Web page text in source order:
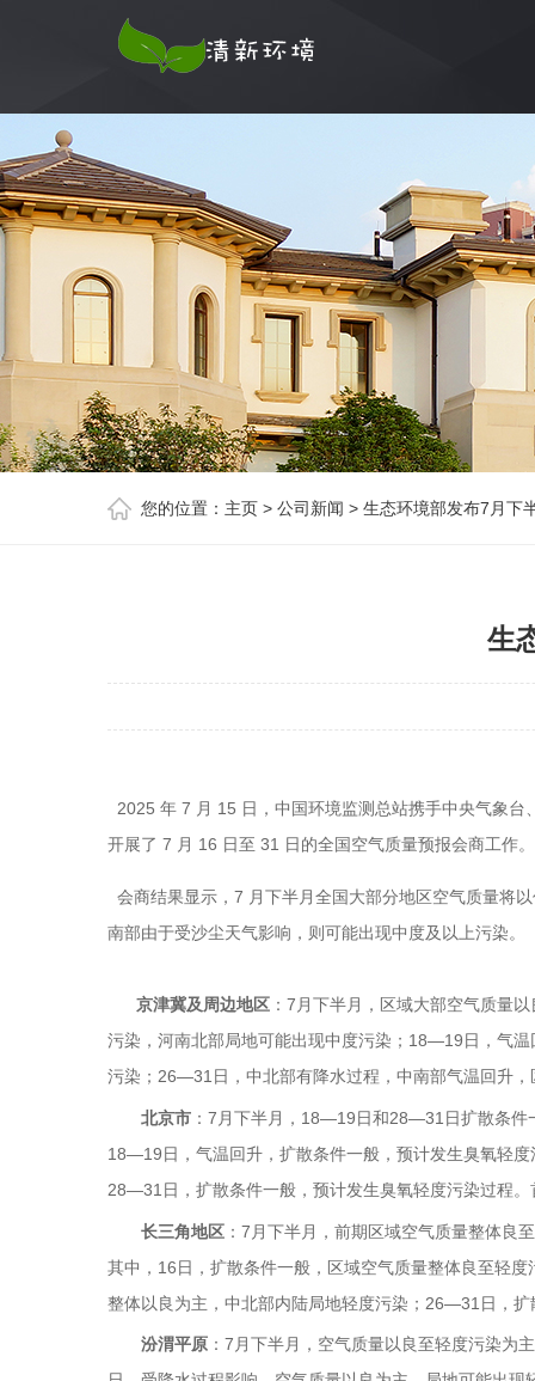
您的位置： 主页 > 公司新闻 > 生态环境部发布7月下
生
2025 年 7 月 15 日，中国环境监测总站携手中央气象
开展了 7 月 16 日至 31 日的全国空气质量预报会商工作。
会商结果显示，7 月下半月全国大部分地区空气质量将
南部由于受沙尘天气影响，则可能出现中度及以上污染。
京津冀及周边地区 ：7月下半月，区域大部空气质量
污染，河南北部局地可能出现中度污染；18—19日，气
污染；26—31日，中北部有降水过程，中南部气温回升
北京市 ：7月下半月，18—19日和28—31日扩散条件
18—19日，气温回升，扩散条件一般，预计发生臭氧轻
28—31日，扩散条件一般，预计发生臭氧轻度污染过程。
长三角地区 ：7月下半月，前期区域空气质量整体良
其中，16日，扩散条件一般，区域空气质量整体良至轻
整体以良为主，中北部内陆局地轻度污染；26—31日，
汾渭平原 ：7月下半月，空气质量以良至轻度污染